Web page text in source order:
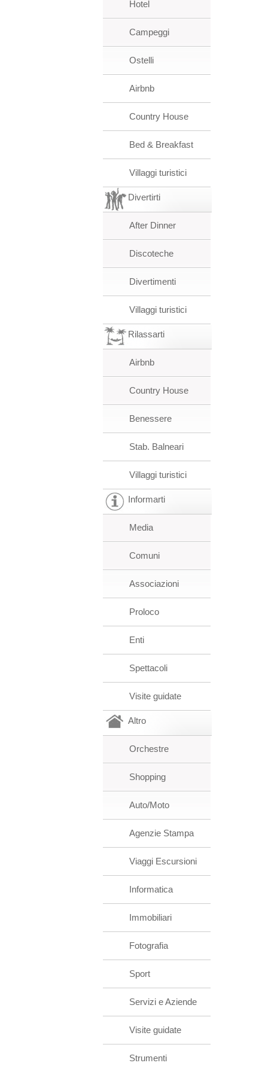
Hotel
Campeggi
Ostelli
Airbnb
Country House
Bed & Breakfast
Villaggi turistici
Divertirti
After Dinner
Discoteche
Divertimenti
Villaggi turistici
Rilassarti
Airbnb
Country House
Benessere
Stab. Balneari
Villaggi turistici
Informarti
Media
Comuni
Associazioni
Proloco
Enti
Spettacoli
Visite guidate
Altro
Orchestre
Shopping
Auto/Moto
Agenzie Stampa
Viaggi Escursioni
Informatica
Immobiliari
Fotografia
Sport
Servizi e Aziende
Visite guidate
Strumenti